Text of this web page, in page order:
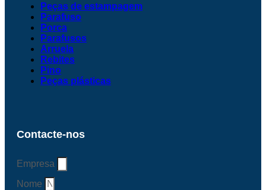
Peças de estampagem
Parafuso
Porca
Parafusos
Arruela
Rebites
Pino
Peças plásticas
Contacte-nos
Empresa
Nome